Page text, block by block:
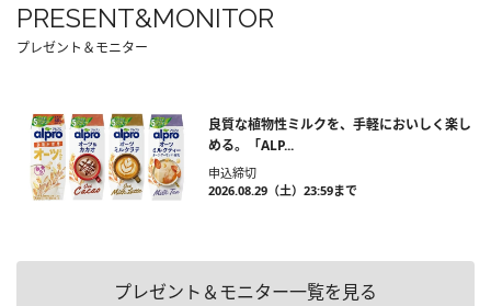
PRESENT&MONITOR
プレゼント＆モニター
良質な植物性ミルクを、手軽においしく楽し
める。「ALP...
申込締切
2026.08.29（土）23:59まで
プレゼント＆モニター一覧を見る